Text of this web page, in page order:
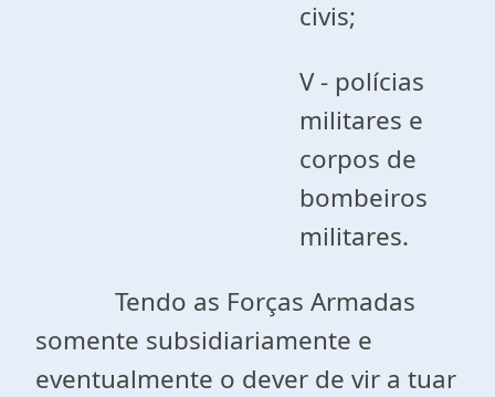
civis;
V - polícias
militares e
corpos de
bombeiros
militares.
Tendo as Forças Armadas
somente subsidiariamente e
eventualmente o dever de vir a tuar